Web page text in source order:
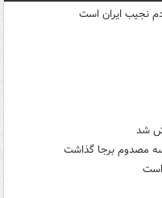
نجیب ایران است
شد
است